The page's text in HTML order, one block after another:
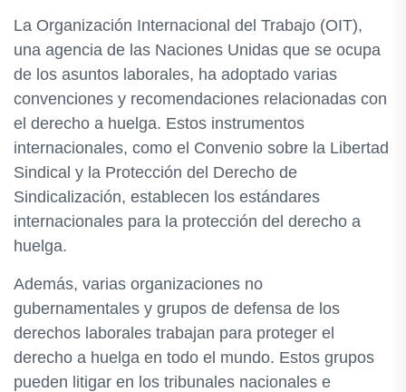
La Organización Internacional del Trabajo (OIT),
una agencia de las Naciones Unidas que se ocupa
de los asuntos laborales, ha adoptado varias
convenciones y recomendaciones relacionadas con
el derecho a huelga. Estos instrumentos
internacionales, como el Convenio sobre la Libertad
Sindical y la Protección del Derecho de
Sindicalización, establecen los estándares
internacionales para la protección del derecho a
huelga.
Además, varias organizaciones no
gubernamentales y grupos de defensa de los
derechos laborales trabajan para proteger el
derecho a huelga en todo el mundo. Estos grupos
pueden litigar en los tribunales nacionales e